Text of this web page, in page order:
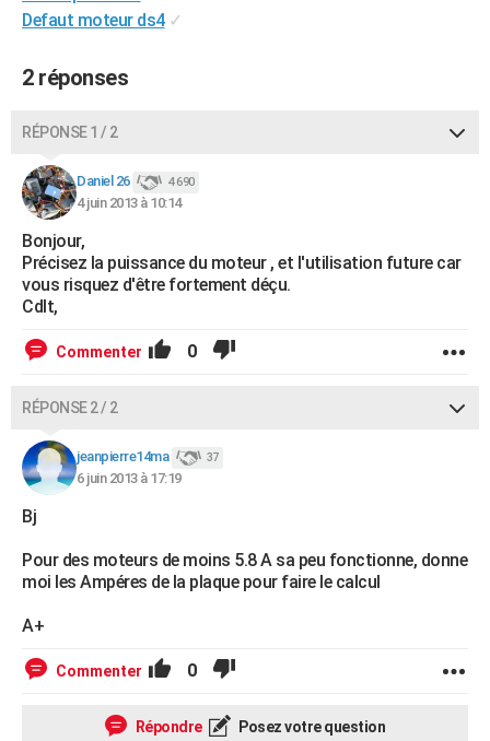
Destinations
City break
Voyage nature
Voyage de noces
Forum
Climat
PHOTO
GUIDES D'ACHAT
Carte de Noël
Carte Bonne année
Carte Saint-Valentin
Carte Pâques
Carte d'anniversaire
DICTIONNAIRE
Dictionnaire
Biographies
Citations
Expressions
Proverbes
PROGRAMME TV
COPAINS D'AVANT
AVIS DE DÉCÈS
Defaut moteur ds4 ✓
2 réponses
RÉPONSE 1 / 2
Daniel 26 4 690
4 juin 2013 à 10:14
Bonjour,
Précisez la puissance du moteur , et l'utilisation future car
vous risquez d'être fortement déçu.
Cdlt,
Commenter 0
RÉPONSE 2 / 2
jeanpierre14ma 37
6 juin 2013 à 17:19
Bj
Pour des moteurs de moins 5.8 A sa peu fonctionne, donne
moi les Ampéres de la plaque pour faire le calcul
A+
Commenter 0
Répondre Posez votre question